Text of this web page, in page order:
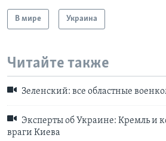
В мире Украина
Читайте также
Зеленский: все областные
Эксперты об Украине: Кремль и
враги Киева